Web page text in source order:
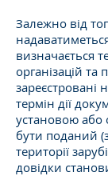
Залежно від
визначається
організацій та
зареєстровані
термін дії
установою або
бути поданий
території
довідки